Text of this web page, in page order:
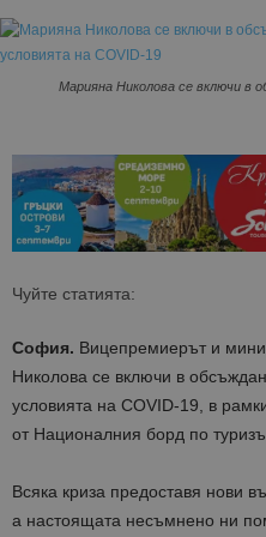
Марияна Николова се включи в
Чуйте статията:
София. Вицепремиерът и
Николова се включи в
условията на COVID-19, в
от Националния борд по
Всяка криза предоставя нови
а настоящата несъмнено ни